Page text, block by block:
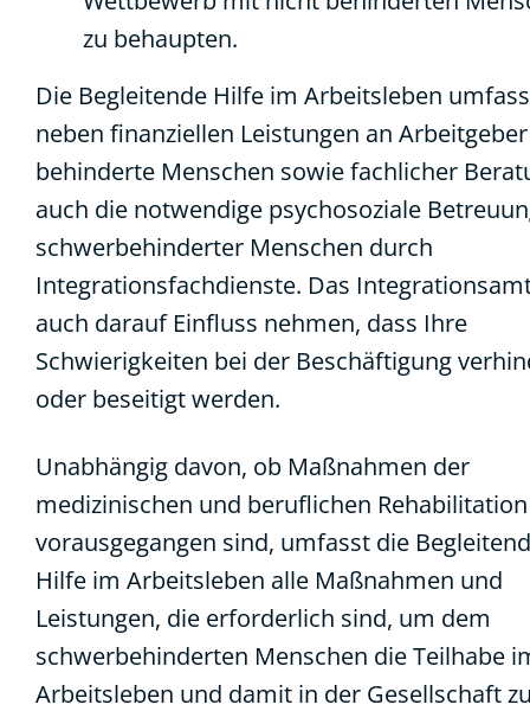
zu behaupten.
Die Begleitende Hilfe im Arbeitsleben
neben finanziellen Leistungen an
behinderte Menschen sowie fachlicher
auch die notwendige psychosoziale
schwerbehinderter Menschen durch
Integrationsfachdienste. Das
auch darauf Einfluss nehmen, dass Ihre
Schwierigkeiten bei der Beschäftigung
oder beseitigt werden.
Unabhängig davon, ob Maßnahmen der
medizinischen und beruflichen Rehabilitation
vorausgegangen sind, umfasst die
Hilfe im Arbeitsleben alle Maßnahmen und
Leistungen, die erforderlich sind, um dem
schwerbehinderten Menschen die Teilhabe
Arbeitsleben und damit in der Gesellschaft